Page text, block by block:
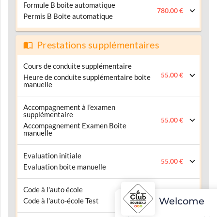
Formule B boite automatique
Permis B Boite automatique
780.00 €
Prestations supplémentaires
Cours de conduite supplémentaire
Heure de conduite supplémentaire boite
manuelle
55.00 €
Accompagnement à l’examen
supplémentaire
Accompagnement Examen Boite
manuelle
55.00 €
Evaluation initiale
Evaluation boite manuelle
55.00 €
Code à l'auto école
Code à l'auto-école Test
Welcome